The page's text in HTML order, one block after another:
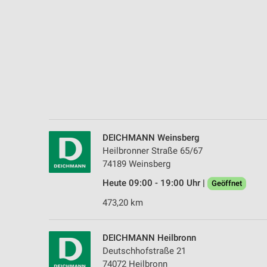
DEICHMANN Weinsberg
Heilbronner Straße 65/67
74189 Weinsberg
Heute 09:00 - 19:00 Uhr |
Geöffnet
473,20 km
DEICHMANN Heilbronn
Deutschhofstraße 21
74072 Heilbronn
Verwendung genauer Standortdaten
Geräte anhand von aktiv angeforderten Informationen
Nicht-IAB-Verarbeitungszwecke:
Funktional